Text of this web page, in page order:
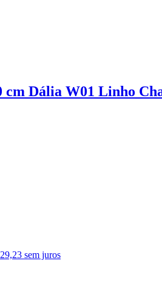
cm Dália W01 Linho
sem juros